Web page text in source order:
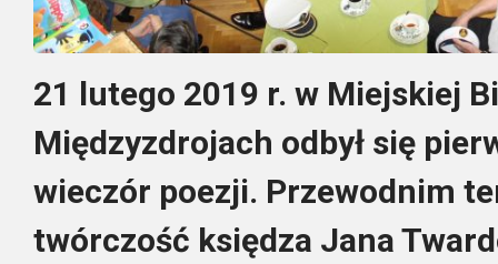
21 lutego 2019 r. w Miejskiej
Międzyzdrojach odbył się
wieczór poezji. Przewodnim
twórczość księdza Jana